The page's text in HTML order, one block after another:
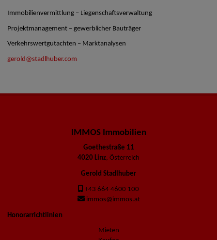
Immobilienvermittlung – Liegenschaftsverwaltung
Projektmanagement – gewerblicher Bauträger
Verkehrswertgutachten – Marktanalysen
gerold@stadlhuber.com
IMMOS Immobilien
Goethestraße 11
4020 Linz, Österreich
Gerold Stadlhuber
+43 664 4600 100
immos@immos.at
Honorarrichtlinien
Mieten